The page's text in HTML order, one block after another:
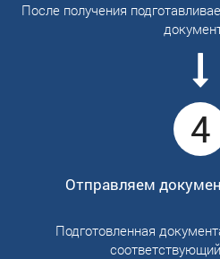
После получения
4
Отправляем
Подготовленная